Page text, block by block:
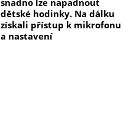
dětské hodinky. Na dálku
získali přístup k mikrofonu
a nastavení